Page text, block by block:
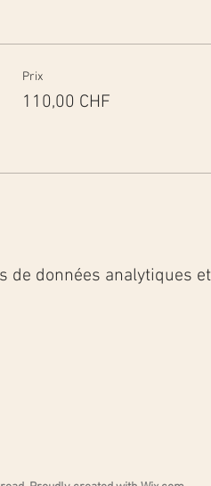
Prix
110,00 CHF
de données analytiques